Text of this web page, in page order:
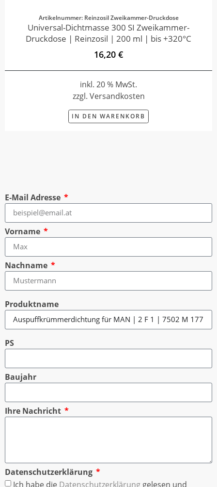
Artikelnummer: Reinzosil Zweikammer-Druckdose
Universal-Dichtmasse 300 SI Zweikammer-
Druckdose | Reinzosil | 200 ml | bis +320°C
16,20 €
inkl. 20 % MwSt.
zzgl. Versandkosten
IN DEN WARENKORB
E-Mail Adresse
Vorname
Nachname
Produktname
PS
Baujahr
Ihre Nachricht
Datenschutzerklärung
Ich habe die Datenschutzerklärung gelesen und